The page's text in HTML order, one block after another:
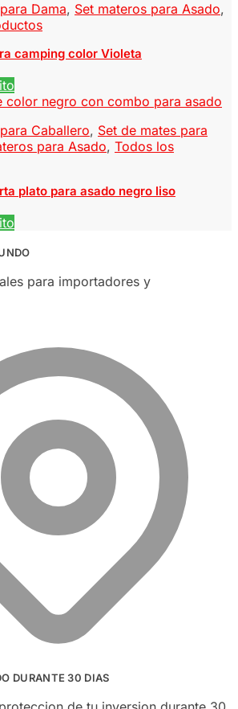
Dama, Set materos para Asado,
camping color Violeta
Caballero, Set de mates para
para Asado, Todos los
plato para asado negro liso
para importadores y
DURANTE 30 DIAS